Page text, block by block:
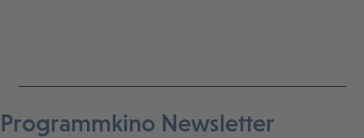
Programmkino Newsletter